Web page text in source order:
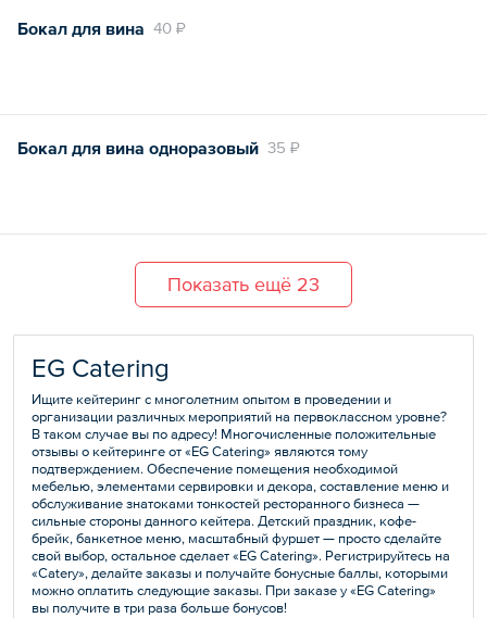
40 ₽
Бокал для вина
35 ₽
Бокал для вина одноразовый
Показать ещё 23
EG Catering
Ищите кейтеринг с многолетним опытом в проведении и
организации различных мероприятий на первоклассном уровне?
В таком случае вы по адресу! Многочисленные положительные
отзывы о кейтеринге от «EG Сatering» являются тому
подтверждением. Обеспечение помещения необходимой
мебелью, элементами сервировки и декора, составление меню и
обслуживание знатоками тонкостей ресторанного бизнеса —
сильные стороны данного кейтера. Детский праздник, кофе-
брейк, банкетное меню, масштабный фуршет — просто сделайте
свой выбор, остальное сделает «EG Сatering». Регистрируйтесь на
«Catery», делайте заказы и получайте бонусные баллы, которыми
можно оплатить следующие заказы. При заказе у «EG Сatering»
вы получите в три раза больше бонусов!